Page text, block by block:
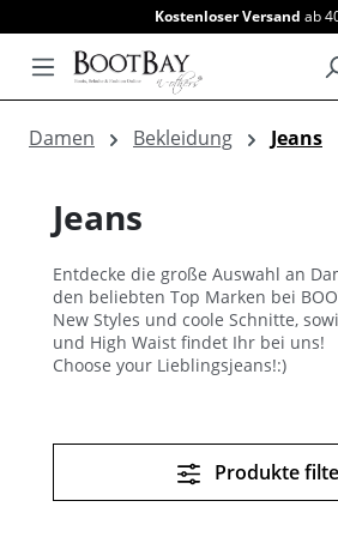
Kostenloser Versand ab
Damen Bekleidung Jeans
Jeans
Entdecke die große Auswahl an
den beliebten Top Marken bei
New Styles und coole Schnitte,
und High Waist findet Ihr bei uns!
Choose your Lieblingsjeans!:)
Produkte